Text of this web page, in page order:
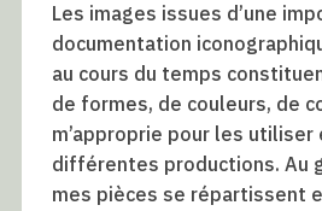
Les images issues d’une
documentation
au cours du temps
de formes, de couleurs, de
m’approprie pour les utiliser
différentes productions. Au
mes pièces se répartissent